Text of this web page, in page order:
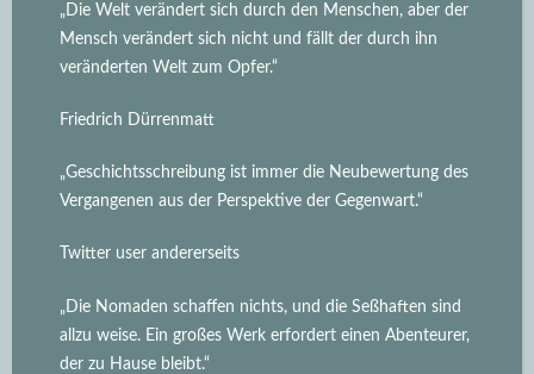
„Die Welt verändert sich durch den Menschen, aber der
Mensch verändert sich nicht und fällt der durch ihn
veränderten Welt zum Opfer.“
Friedrich Dürrenmatt
„Geschichtsschreibung ist immer die Neubewertung des
Vergangenen aus der Perspektive der Gegenwart.“
Twitter user andererseits
„Die Nomaden schaffen nichts, und die Seßhaften sind
allzu weise. Ein großes Werk erfordert einen Abenteurer,
der zu Hause bleibt.“